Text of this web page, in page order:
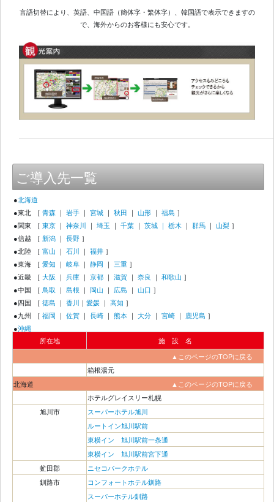
言語切替により、英語、中国語（簡体字・繁体字）、韓国語で表示できますの
で、海外からのお客様にも安心です。
ご導入先一覧
●北海道
●東北
［ 青森 ｜ 岩手 ｜ 宮城 ｜ 秋田 ｜ 山形 ｜ 福島 ］
●関東
［ 東京 ｜ 神奈川 ｜ 埼玉 ｜ 千葉 ｜ 茨城 ｜ 栃木 ｜ 群馬 ｜ 山梨 ］
●信越
［ 新潟 ｜ 長野 ］
●北陸
［ 富山 ｜ 石川 ｜ 福井 ］
●東海
［ 愛知 ｜ 岐阜 ｜ 静岡 ｜ 三重 ］
●近畿
［ 大阪 ｜ 兵庫 ｜ 京都 ｜ 滋賀 ｜ 奈良 ｜ 和歌山 ］
●中国
［ 鳥取 ｜ 島根 ｜ 岡山 ｜ 広島 ｜ 山口 ］
●四国
［ 徳島 ｜ 香川 ｜ 愛媛 ｜ 高知 ］
●九州
［ 福岡 ｜ 佐賀 ｜ 長崎 ｜ 熊本 ｜ 大分 ｜ 宮崎 ｜ 鹿児島 ］
●沖縄
所在地
施 設 名
▲このページのTOPに戻る
箱根湯元
▲このページのTOPに戻る
北海道
ホテルグレイスリー札幌
旭川市
スーパーホテル旭川
ルートイン旭川駅前
東横イン 旭川駅前一条通
東横イン 旭川駅前宮下通
虻田郡
ニセコパークホテル
釧路市
コンフォートホテル釧路
スーパーホテル釧路